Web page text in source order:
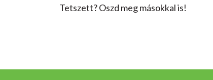
Tetszett? Oszd meg másokkal is!